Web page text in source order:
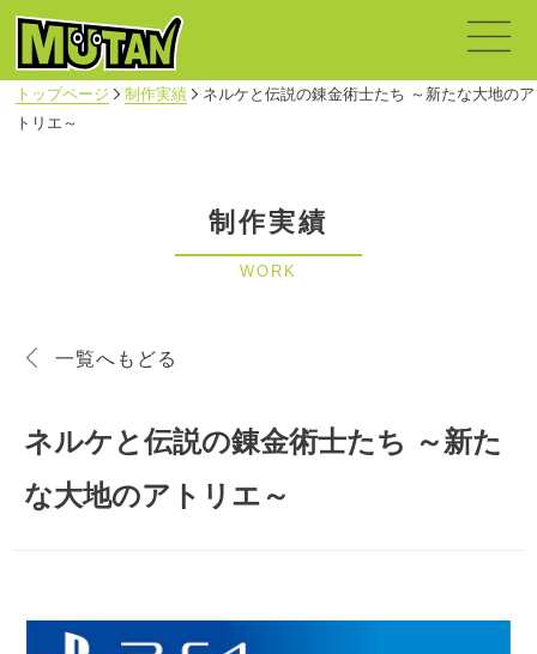
トップページ 制作実績
ネルケと伝説の錬金術士たち ～新たな大地のア
トリエ～
制作実績
WORK
一覧へもどる
ネルケと伝説の錬金術士たち ～新た
な大地のアトリエ～